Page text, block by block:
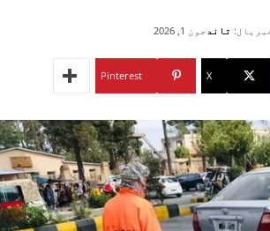
تاند جون 1, 2026
X
Pinterest